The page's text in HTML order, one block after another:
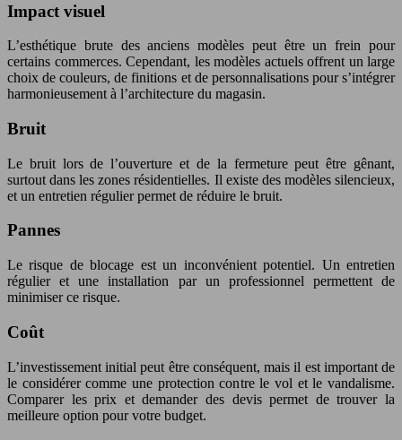
Impact visuel
L’esthétique brute des anciens modèles peut être un frein pour
certains commerces. Cependant, les modèles actuels offrent un large
choix de couleurs, de finitions et de personnalisations pour s’intégrer
harmonieusement à l’architecture du magasin.
Bruit
Le bruit lors de l’ouverture et de la fermeture peut être gênant,
surtout dans les zones résidentielles. Il existe des modèles silencieux,
et un entretien régulier permet de réduire le bruit.
Pannes
Le risque de blocage est un inconvénient potentiel. Un entretien
régulier et une installation par un professionnel permettent de
minimiser ce risque.
Coût
L’investissement initial peut être conséquent, mais il est important de
le considérer comme une protection contre le vol et le vandalisme.
Comparer les prix et demander des devis permet de trouver la
meilleure option pour votre budget.